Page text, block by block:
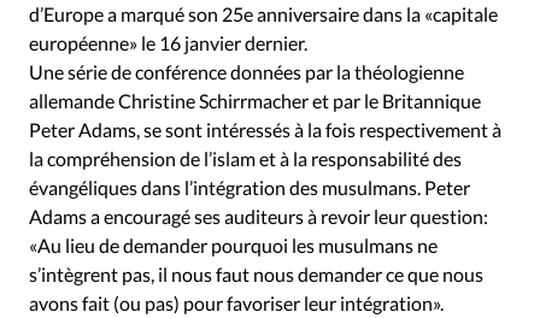
d’Europe a marqué son 25e anniversaire dans la «capitale
européenne» le 16 janvier dernier.
Une série de conférence données par la théologienne
allemande Christine Schirrmacher et par le Britannique
Peter Adams, se sont intéressés à la fois respectivement à
la compréhension de l’islam et à la responsabilité des
évangéliques dans l’intégration des musulmans. Peter
Adams a encouragé ses auditeurs à revoir leur question:
«Au lieu de demander pourquoi les musulmans ne
s’intègrent pas, il nous faut nous demander ce que nous
avons fait (ou pas) pour favoriser leur intégration».